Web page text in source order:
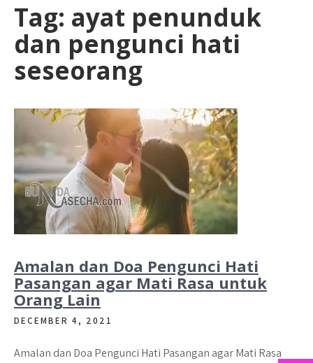
Tag: ayat penunduk
dan pengunci hati
seseorang
Amalan dan Doa Pengunci Hati
Pasangan agar Mati Rasa untuk
Orang Lain
DECEMBER 4, 2021
Amalan dan Doa Pengunci Hati Pasangan agar Mati Rasa